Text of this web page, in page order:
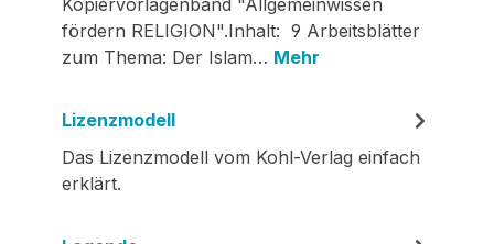
fördern RELIGION".Inhalt: 9 Arbeitsblätter
zum Thema: Der Islam… Mehr
Lizenzmodell
Das Lizenzmodell vom Kohl-Verlag einfach
erklärt.